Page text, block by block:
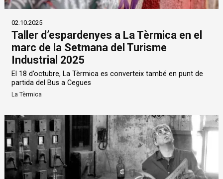
02.10.2025
Taller d’espardenyes a La Tèrmica en el
marc de la Setmana del Turisme
Industrial 2025
El 18 d’octubre, La Tèrmica es converteix també en punt de
partida del Bus a Cegues
La Tèrmica